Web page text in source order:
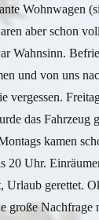
Wohnwagen
aber schon
Wahnsinn.
und von uns
vergessen.
das Fahrzeug
kamen
20 Uhr.
Urlaub gerettet.
große Nachfrage